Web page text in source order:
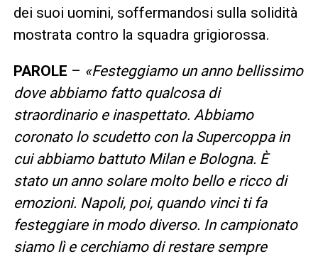
dei suoi uomini, soffermandosi sulla solidità
mostrata contro la squadra grigiorossa.
PAROLE – «Festeggiamo un anno bellissimo
dove abbiamo fatto qualcosa di
straordinario e inaspettato. Abbiamo
coronato lo scudetto con la Supercoppa in
cui abbiamo battuto Milan e Bologna. È
stato un anno solare molto bello e ricco di
emozioni. Napoli, poi, quando vinci ti fa
festeggiare in modo diverso. In campionato
siamo lì e cerchiamo di restare sempre